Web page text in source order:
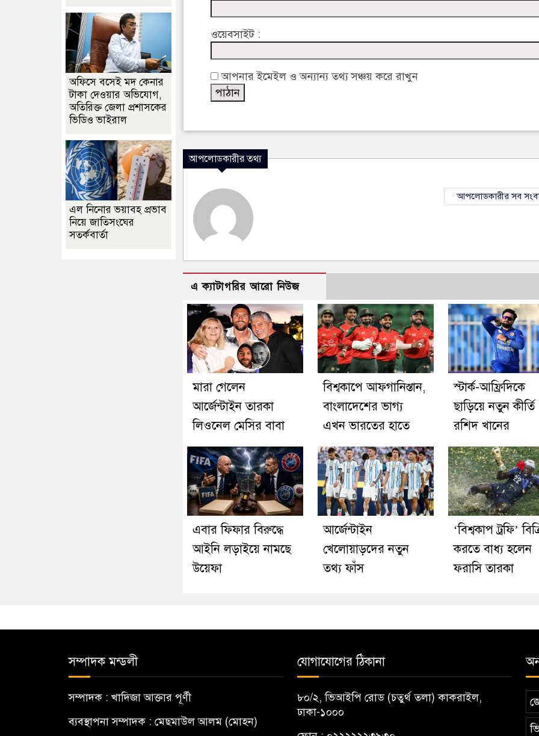
ওয়েবসাইট :
আপনার ইমেইল ও অন্যান্য তথ্য সঞ্চয় করে রাখুন
আপলোডকারীর তথ্য
আপলোডকারীর সব
এ ক্যাটাগরির আরো নিউজ
মারা গেলেন
আর্জেন্টাইন তারকা
লিওনেল মেসির বাবা
বিশ্বকাপে আফগানিস্তান,
বাংলাদেশের ভাগ্য
এখন ভারতের হাতে
স্টার্ক-আফ্রিদিকে
ছাড়িয়ে নতুন কীর্তি
রশিদ খানের
এবার ফিফার বিরুদ্ধে
আইনি লড়াইয়ে নামছে
উয়েফা
আর্জেন্টাইন
খেলোয়াড়দের নতুন
তথ্য ফাঁস
‘বিশ্বকাপ ট্রফি’
করতে বাধ্য হলেন
ফরাসি তারকা
অফিসে বসেই মদ কেনার
টাকা দেওয়ার অভিযোগ,
অতিরিক্ত জেলা প্রশাসকের
ভিডিও ভাইরাল
এল নিনোর ভয়াবহ প্রভাব
নিয়ে জাতিসংঘের
সতর্কবার্তা
সম্পাদক মন্ডলী
সম্পাদক : খাদিজা আক্তার পূর্ণী
ব্যবস্থাপনা সম্পাদক : মেছমাউল আলম (মোহন)
যোগাযোগের ঠিকানা
৮০/২, ভিআইপি রোড (চতুর্থ তলা) কাকরাইল,
ঢাকা-১০০০